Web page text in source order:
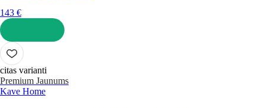
143 €
LIKT GROZĀ
citas varianti
Premium Jaunums
Kave Home